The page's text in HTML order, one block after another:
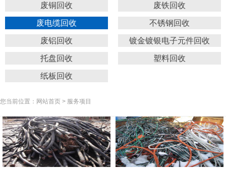
废铜回收 废铁回收
废电缆回收 不锈钢回收
废铝回收 镀金镀银电子元件回收
托盘回收 塑料回收
纸板回收
您当前位置：网站首页 > 服务项目